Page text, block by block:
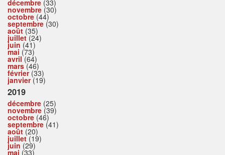
décembre (33)
novembre (30)
octobre (44)
septembre (30)
août (35)
juillet(24)
juin (41)
mai (73)
avril(64)
mars(46)
février(33)
janvier(19)
2019
décembre (25)
novembre (39)
octobre (46)
septembre (41)
août (20)
juillet(19)
juin (29)
mai (33)